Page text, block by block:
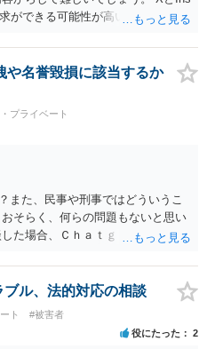
ができる可能性が高いでしょう。
削除されている場合、今から進め
われます。 相手を特定できた場
させることは可能でしょうか？ →
担させることができるでしょう。
弁護士費用が認められる場合と認
いところでしょう。
や名誉毀損に該当するか
プライベート
また、民事や刑事ではどういうこ
そらく、何らの問題もないと思い
た場合、Ｃｈａｔｇｐｔがｏｐｅ
会社名を特定していない限り、一
込まれる可能性が生じるにすぎま
報に当たるとは思えませんし、名
誹謗中傷の不特定多数への公開に
、誰がその内容をｃｈａｔｇｐｔ
ル、法的対応の相談
ト #被害者
役にたった 2